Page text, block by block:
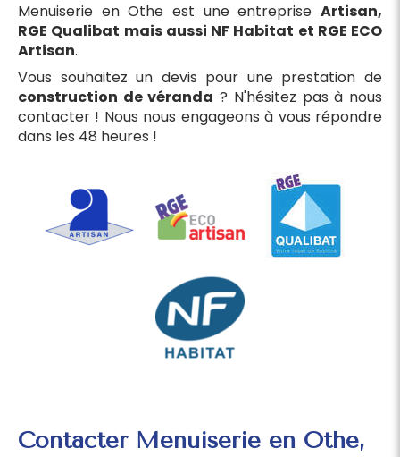
Menuiserie en Othe est une entreprise Artisan,
RGE Qualibat mais aussi NF Habitat et RGE ECO
Artisan.
Vous souhaitez un devis pour une prestation de
construction de véranda ? N'hésitez pas à nous
contacter ! Nous nous engageons à vous répondre
dans les 48 heures !
Contacter Menuiserie en Othe,